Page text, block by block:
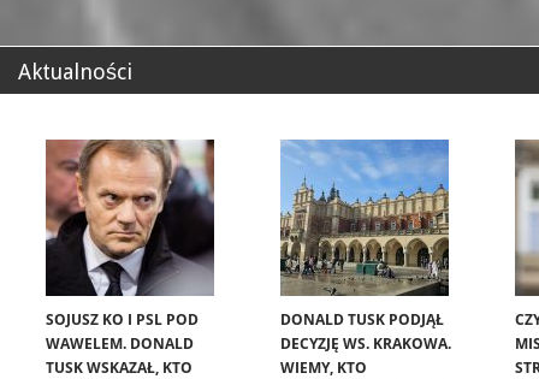
Aktualności
SOJUSZ KO I PSL POD
WAWELEM. DONALD
TUSK WSKAZAŁ, KTO
DONALD TUSK PODJĄŁ
DECYZJĘ WS. KRAKOWA.
WIEMY, KTO